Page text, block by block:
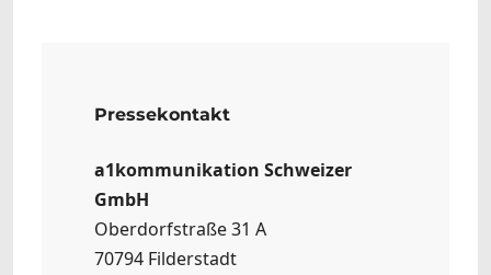
Pressekontakt
a1kommunikation Schweizer
GmbH
Oberdorfstraße 31 A
70794 Filderstadt